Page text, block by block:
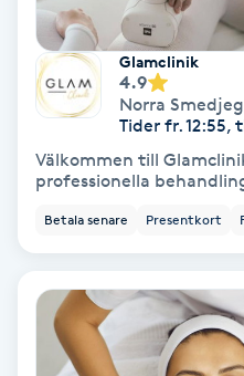
Extensions borttagning
Eyeliner-tatuering
Face framing
Fet hårbotten
Fettreducering
Glamclinik
4.9
Norra
Tider fr. 12:55,
Välkommen till Glamclinik Hos oss får du
professionella
Betala senare Presentkort